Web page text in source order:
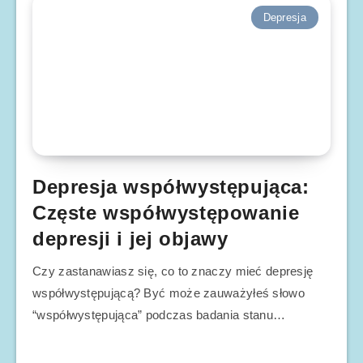
Depresja
Depresja współwystępująca:
Częste współwystępowanie
depresji i jej objawy
Czy zastanawiasz się, co to znaczy mieć depresję
współwystępującą? Być może zauważyłeś słowo
“współwystępująca” podczas badania stanu…